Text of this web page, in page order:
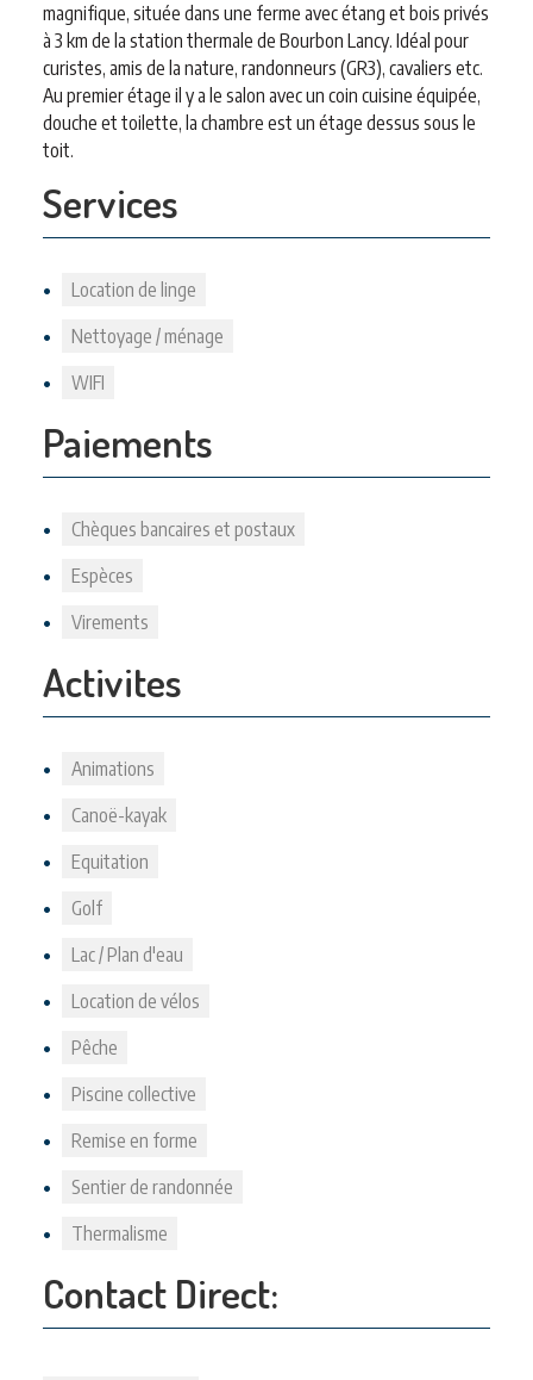
magnifique, située dans une ferme avec étang et bois privés
à 3 km de la station thermale de Bourbon Lancy. Idéal pour
curistes, amis de la nature, randonneurs (GR3), cavaliers etc.
Au premier étage il y a le salon avec un coin cuisine équipée,
douche et toilette, la chambre est un étage dessus sous le
toit.
Services
Location de linge
Nettoyage / ménage
WIFI
Paiements
Chèques bancaires et postaux
Espèces
Virements
Activites
Animations
Canoë-kayak
Equitation
Golf
Lac / Plan d'eau
Location de vélos
Pêche
Piscine collective
Remise en forme
Sentier de randonnée
Thermalisme
Contact Direct: